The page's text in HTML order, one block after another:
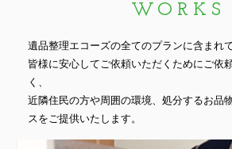
WORKS
遺品整理エコーズの全てのプランに含まれ
皆様に安心してご依頼いただくためにご依
く、
近隣住民の方や周囲の環境、処分するお品
スをご提供いたします。